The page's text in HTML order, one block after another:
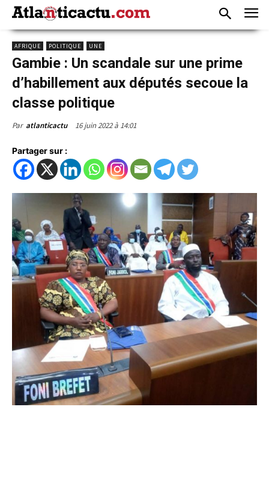
AFRIQUE POLITIQUE UNE
Gambie : Un scandale sur une prime
d’habillement aux députés secoue la
classe politique
Par atlanticactu 16 juin 2022 à 14:01
Partager sur :